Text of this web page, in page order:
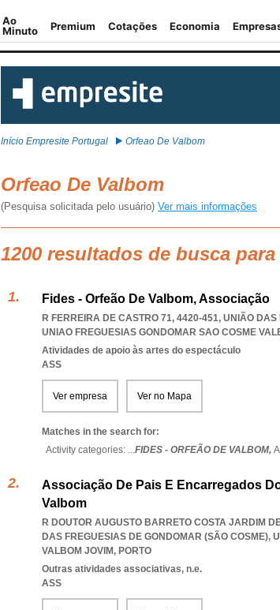
Início Empresite Portugal Orfeao De Valbom
Orfeao De Valbom
(Pesquisa solicitada pelo usuário) Ver mais informações
1200 resultados de busca
Fides - Orfeão De Valbom, Associação
R FERREIRA DE CASTRO 71, 4420-451, UNIÃO
UNIAO FREGUESIAS GONDOMAR SAO COSME
Atividades de apoio às artes do espectáculo
ASS
Ver empresa Ver no Mapa
Matches in the search for:
Activity categories: ...FIDES - ORFEÃO DE VALBOM,
Associação De Pais E Encarregados
Valbom
R DOUTOR AUGUSTO BARRETO COSTA JARDIM
DAS FREGUESIAS DE GONDOMAR (SÃO COSME),
VALBOM JOVIM, PORTO
Outras atividades associativas, n.e.
ASS